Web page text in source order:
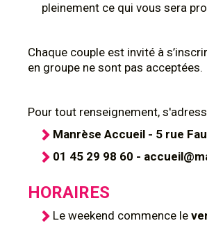
pleinement ce qui vous sera
Chaque couple est invité à
en groupe ne sont pas acceptées.
Pour tout renseignement,
Manrèse Accueil - 5 rue
01 45 29 98 60 -
HORAIRES
Le weekend commence le